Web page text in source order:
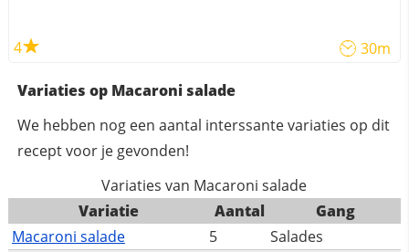
4 30m
Variaties op Macaroni salade
We hebben nog een aantal interssante variaties op dit
recept voor je gevonden!
Variaties van Macaroni salade
Variatie
Aantal
Gang
Macaroni salade
5
Salades